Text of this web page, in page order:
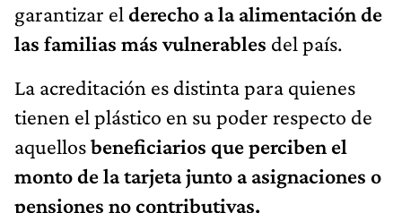
garantizar el derecho a la alimentación de
las familias más vulnerables del país.
La acreditación es distinta para quienes
tienen el plástico en su poder respecto de
aquellosbeneficiarios que perciben el
monto de la tarjeta junto a asignaciones o
pensiones no contributivas.